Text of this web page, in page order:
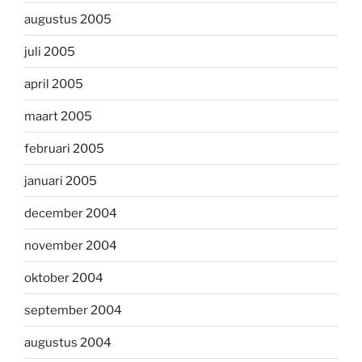
augustus 2005
juli 2005
april 2005
maart 2005
februari 2005
januari 2005
december 2004
november 2004
oktober 2004
september 2004
augustus 2004